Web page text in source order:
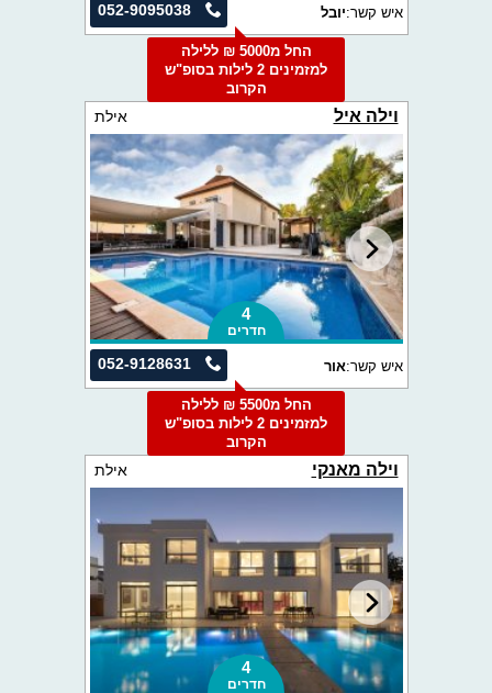
052-9095038 איש קשר:יובל
החל מ5000 ₪ ללילה
למזמינים 2 לילות בסופ"ש
הקרוב
וילה איל אילת
4
חדרים
052-9128631 איש קשר:אור
החל מ5500 ₪ ללילה
למזמינים 2 לילות בסופ"ש
הקרוב
וילה מאנקי אילת
4
חדרים